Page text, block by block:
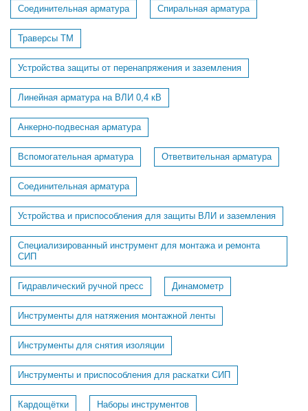
Соединительная арматура Спиральная арматура
Траверсы ТМ
Устройства защиты от перенапряжения и заземления
Линейная арматура на ВЛИ 0,4 кВ
Анкерно-подвесная арматура
Вспомогательная арматура Ответвительная арматура
Соединительная арматура
Устройства и приспособления для защиты ВЛИ и заземления
Специализированный инструмент для монтажа и ремонта
СИП
Гидравлический ручной пресс Динамометр
Инструменты для натяжения монтажной ленты
Инструменты для снятия изоляции
Инструменты и приспособления для раскатки СИП
Кардощётки Наборы инструментов